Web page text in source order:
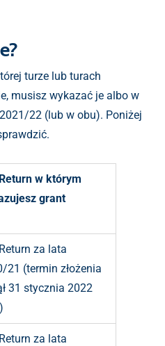
turze lub turach
musisz wykazać je albo w
22 (lub w obu). Poniżej
w którym
grant
za lata
21 (termin złożenia
31 stycznia 2022
za lata